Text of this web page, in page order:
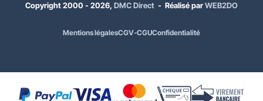
583,20 €TTC
Coloris piètement :Gris anthracite
Copyright 2000 - 2026, DMC Direct - Réalisé parWEB2DO
Mentions légalesCGV-CGUConfidentialité